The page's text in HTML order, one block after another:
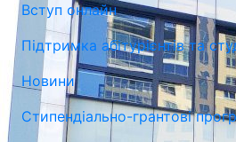
Вступ онлайн
Підтримка абітурієнтів та
Новини
Стипендіально-грантові